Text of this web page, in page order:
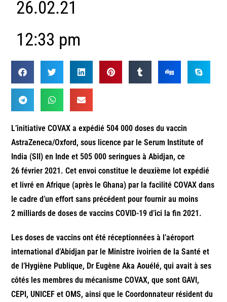
26.02.21
12:33 pm
L’initiative COVAX a expédié 504 000 doses du vaccin
AstraZeneca/Oxford, sous licence par le Serum Institute of
India (SII) en Inde et 505 000 seringues à Abidjan, ce
26 février 2021. Cet envoi constitue le deuxième lot expédié
et livré en Afrique (après le Ghana) par la facilité COVAX dans
le cadre d’un effort sans précédent pour fournir au moins
2 milliards de doses de vaccins COVID-19 d’ici la fin 2021.
Les doses de vaccins ont été réceptionnées à l’aéroport
international d’Abidjan par le Ministre ivoirien de la Santé et
de l’Hygiène Publique, Dr Eugène Aka Aouélé, qui avait à ses
côtés les membres du mécanisme COVAX, que sont GAVI,
CEPI, UNICEF et OMS, ainsi que le Coordonnateur résident du